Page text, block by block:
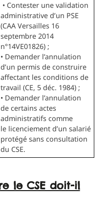
• Contester une validation
administrative d’un PSE
(CAA Versailles 16
septembre 2014
n°14VE01826) ;
• Demander l’annulation
d’un permis de construire
affectant les conditions de
travail (CE, 5 déc. 1984) ;
• Demander l’annulation
de certains actes
administratifs comme
le licenciement d’un salarié
protégé sans consultation
du CSE.